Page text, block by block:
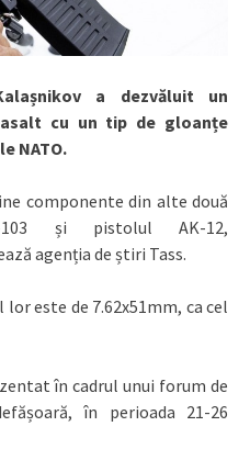
a dezvăluit un
cu un tip de gloanțe
NATO.
componente din alte două
103 și pistolul AK-12,
agenția de știri Tass.
este de 7.62x51mm, ca cel
în cadrul unui forum de
în perioada 21-26